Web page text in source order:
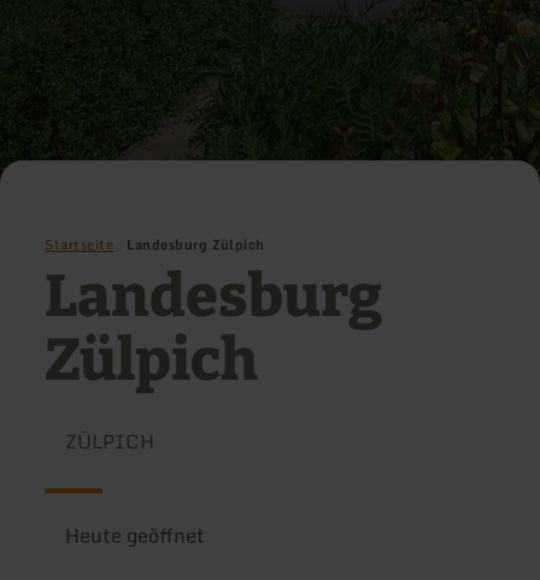
Startseite Landesburg Zülpich
Landesburg
Zülpich
ZÜLPICH
Heute geöffnet